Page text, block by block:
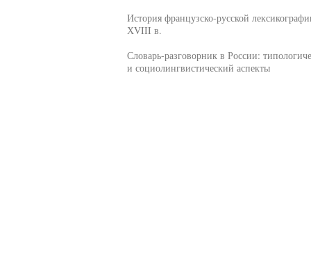
История французско-русской
ХVIII в.
Словарь-разговорник в России:
и социолингвистический аспекты